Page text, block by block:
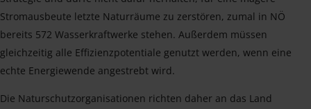
Stromausbeute letzte Naturräume zu zerstören, zumal in NÖ
bereits 572 Wasserkraftwerke stehen. Außerdem müssen
gleichzeitig alle Effizienzpotentiale genutzt werden, wenn eine
echte Energiewende angestrebt wird.
Die Naturschutzorganisationen richten daher an das Land